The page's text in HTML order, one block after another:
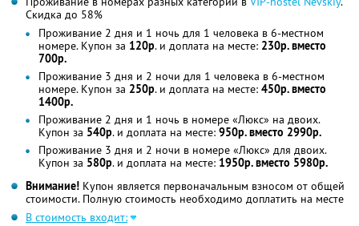
Скидка до 58%
Проживание 2 дня и 1 ночь для 1 человека в 6-местном
номере. Купон за 120р. и доплата на месте: 230р. вместо
700р.
Проживание 3 дня и 2 ночи для 1 человека в 6-местном
номере. Купон за 250р. и доплата на месте: 450р. вместо
1400р.
Проживание 2 дня и 1 ночь в номере «Люкс» на двоих.
Купон за 540р. и доплата на месте: 950р. вместо 2990р.
Проживание 3 дня и 2 ночи в номере «Люкс» для двоих.
Купон за 580р. и доплата на месте: 1950р. вместо 5980р.
Внимание! Купон является первоначальным взносом от общей
стоимости. Полную стоимость необходимо доплатить на месте
В стоимость входит: